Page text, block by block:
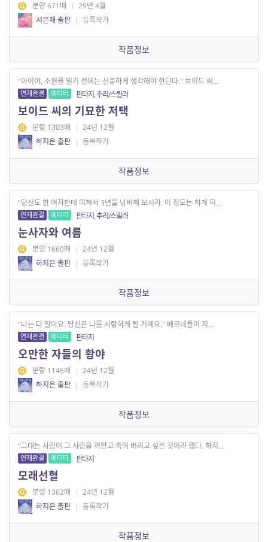
분량 671매 | 25년 4월
서은채 출판 | 등록작가
작품정보
"아이야, 소원을 빌기 전에는 신중하게 생각해야 한단다." 보이드 씨...
연재완결 에디터 판타지, 추리/스릴러
보이드 씨의 기묘한 저택
분량 1303매 | 24년 12월
하지은 출판 | 등록작가
작품정보
"당신도 한 여자한테 미쳐서 3년을 낭비해 보시라. 이 정도는 하게 되...
연재완결 에디터 판타지, 추리/스릴러
눈사자와 여름
분량 1660매 | 24년 12월
하지은 출판 | 등록작가
작품정보
"나는 다 알아요. 당신은 나를 사랑하게 될 거예요." 베르네욜이 지...
연재완결 에디터 판타지
오만한 자들의 황야
분량 1145매 | 24년 12월
하지은 출판 | 등록작가
작품정보
"그대는 사랑이 그 사람을 껴안고 죽어 버리고 싶은 것이라 했다. 하지...
연재완결 에디터 판타지
모래선혈
분량 1362매 | 24년 12월
하지은 출판 | 등록작가
작품정보